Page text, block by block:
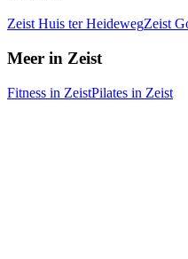
Zeist Huis ter HeidewegZeist
Meer in Zeist
Fitness in ZeistPilates in Zeist